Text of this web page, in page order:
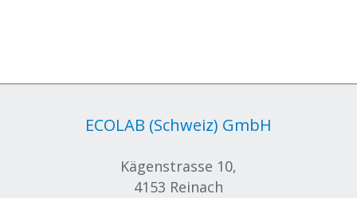
ECOLAB (Schweiz) GmbH
Kägenstrasse 10,
4153 Reinach